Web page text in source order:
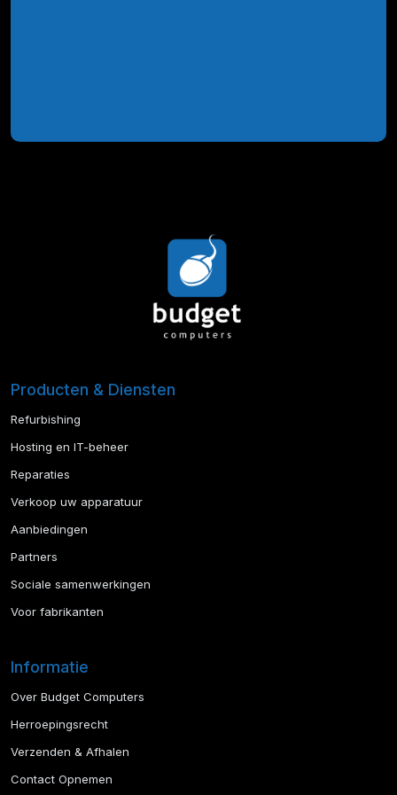
Producten & Diensten
Refurbishing
Hosting en IT-beheer
Reparaties
Verkoop uw apparatuur
Aanbiedingen
Partners
Sociale samenwerkingen
Voor fabrikanten
Informatie
Over Budget Computers
Herroepingsrecht
Verzenden & Afhalen
Contact Opnemen